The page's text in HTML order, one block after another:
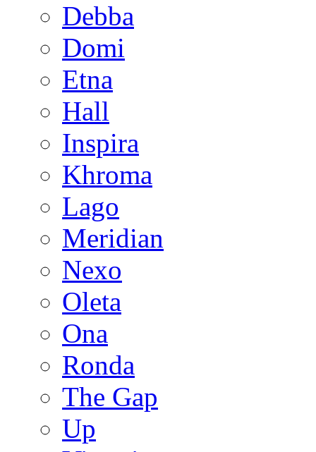
Debba
Domi
Etna
Hall
Inspira
Khroma
Lago
Meridian
Nexo
Oleta
Ona
Ronda
The Gap
Up